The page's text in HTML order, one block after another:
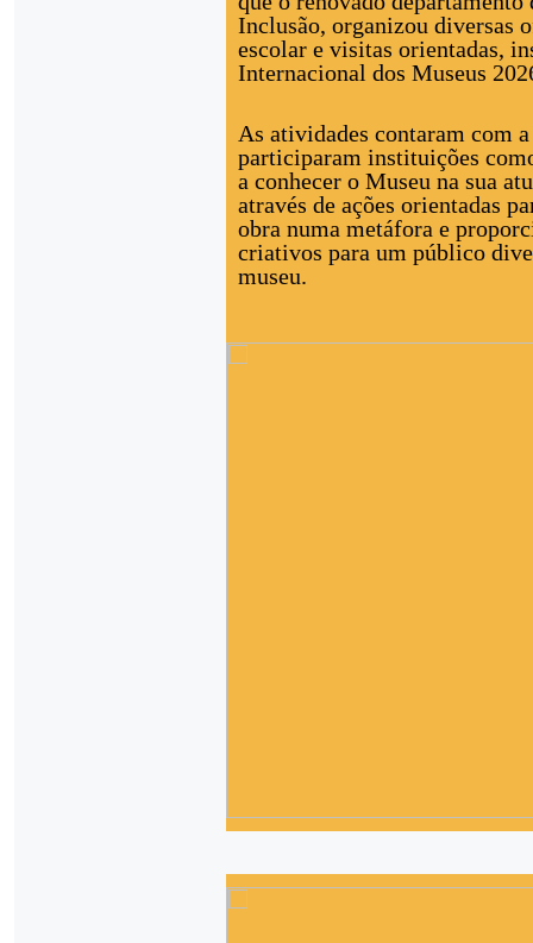
Inclusão, organizou diversas
escolar e visitas orientadas,
Internacional dos Museus
As atividades contaram com
participaram instituições
a conhecer o Museu na sua
através de ações orientadas
obra numa metáfora e
criativos para um público
museu.